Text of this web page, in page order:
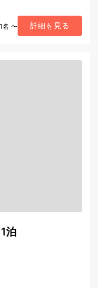
名 〜 詳細を見る
泊